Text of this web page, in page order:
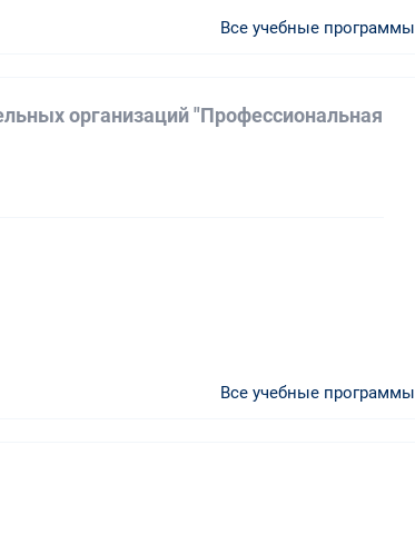
Все учебные программы
организаций "Профессиональная
Все учебные программы